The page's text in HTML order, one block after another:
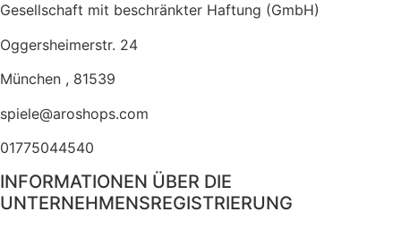
Gesellschaft mit beschränkter Haftung (GmbH)
Oggersheimerstr. 24
München , 81539
spiele@aroshops.com
01775044540
INFORMATIONEN ÜBER DIE
UNTERNEHMENSREGISTRIERUNG